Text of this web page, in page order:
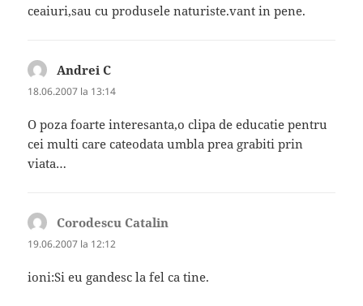
ceaiuri,sau cu produsele naturiste.vant in pene.
Andrei C
18.06.2007 la 13:14
O poza foarte interesanta,o clipa de educatie pentru
cei multi care cateodata umbla prea grabiti prin
viata…
Corodescu Catalin
19.06.2007 la 12:12
ioni:Si eu gandesc la fel ca tine.